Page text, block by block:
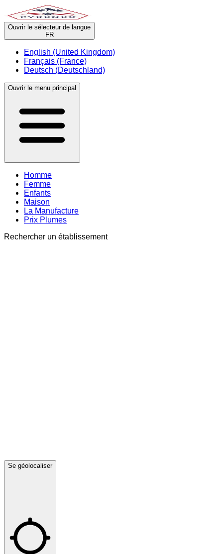
Ouvrir le sélecteur de langue
FR
English (United Kingdom)
Français (France)
Deutsch (Deutschland)
Ouvrir le menu principal
Homme
Femme
Enfants
Maison
La Manufacture
Prix Plumes
Rechercher un établissement
Se géolocaliser